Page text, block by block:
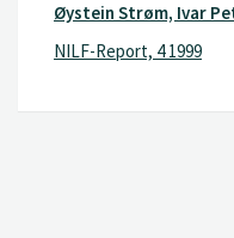
Øystein Strøm, Ivar
NILF-Report, 4 1999